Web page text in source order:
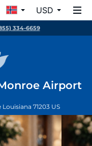
USD
334-6659
Airport
Louisiana 71203 US